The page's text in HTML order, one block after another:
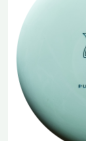
meerdere
variaties.
Deze
optie
kan
gekozen
worden